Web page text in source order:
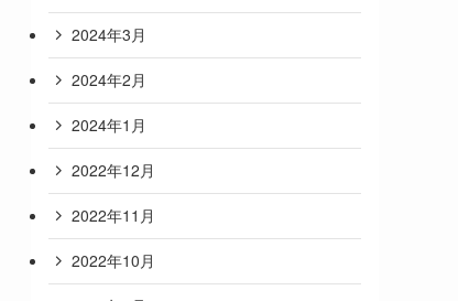
2024年3月
2024年2月
2024年1月
2022年12月
2022年11月
2022年10月